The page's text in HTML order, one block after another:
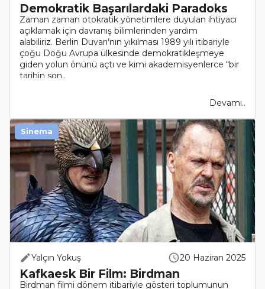
Demokratik Başarılardaki Paradoks
Zaman zaman otokratik yönetimlere duyulan ihtiyacı
açıklamak için davranış bilimlerinden yardım
alabiliriz. Berlin Duvarı’nın yıkılması 1989 yılı itibariyle
çoğu Doğu Avrupa ülkesinde demokratikleşmeye
giden yolun önünü açtı ve kimi akademisyenlerce “bir
tarihin son..
Devamı..
Yalçın Yokuş 20 Haziran 2025
Kafkaesk Bir Film: Birdman
Birdman filmi dönem itibariyle gösteri toplumunun
Sinema